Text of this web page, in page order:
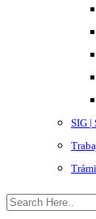
SIG |